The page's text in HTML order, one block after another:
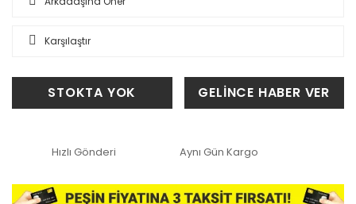
Karşılaştır
STOKTA YOK GELİNCE HABER VER
Hızlı Gönderi Aynı Gün Kargo